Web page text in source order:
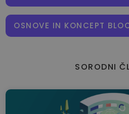
OSNOVE IN KONCEPT
SORODNI